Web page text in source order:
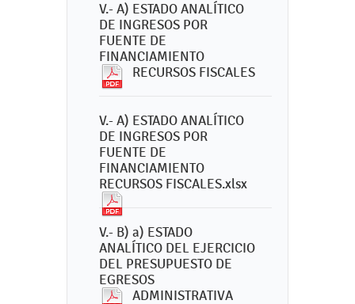
V.- A) ESTADO ANALÍTICO
DE INGRESOS POR
FUENTE DE
FINANCIAMIENTO
RECURSOS FISCALES
V.- A) ESTADO ANALÍTICO
DE INGRESOS POR
FUENTE DE
FINANCIAMIENTO
RECURSOS FISCALES.xlsx
V.- B) a) ESTADO
ANALÍTICO DEL EJERCICIO
DEL PRESUPUESTO DE
EGRESOS
ADMINISTRATIVA